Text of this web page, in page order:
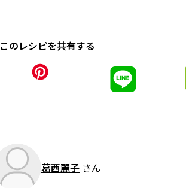
このレシピを共有する
葛西麗子 さん